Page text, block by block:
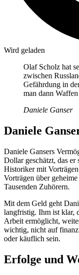
Wird geladen
Olaf Scholz hat
zwischen
Gefährdung in
man dann Waffen
Daniele Ganser
Daniele
Daniele Gansers
Dollar geschätzt, das
Historiker mit
Vorträgen über
Tausenden Zuhörern.
Mit dem Geld geht
langfristig. Ihm ist klar,
Arbeit ermöglicht,
wichtig, nicht auf
oder käuflich sein.
Erfolge und